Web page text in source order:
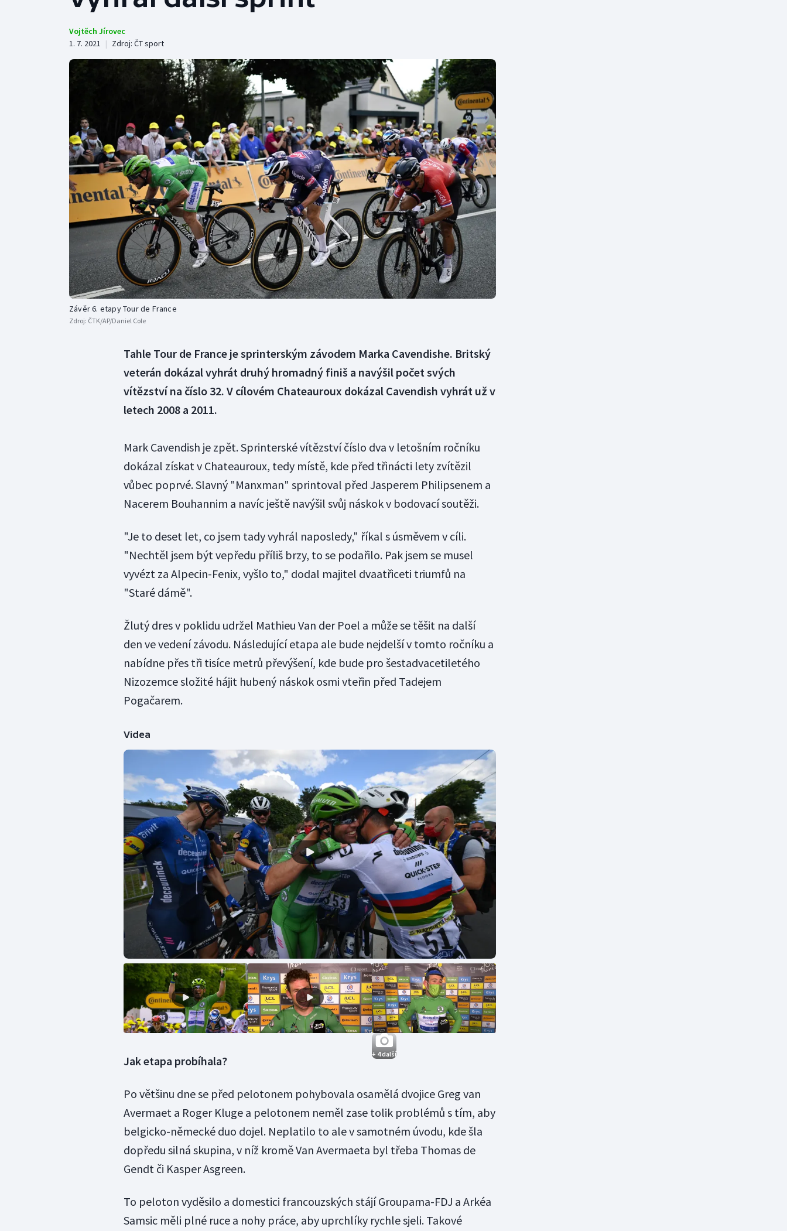
Curling
Florbal
Futsal
Gymnastika
Moderní pětiboj
Olympijské hry
Parasport
Plavání
Plážový volejbal
Vodní slalom
Volejbal
Vojtěch Jírovec
1. 7. 2021 | Zdroj: ČT sport
Závěr 6. etapy Tour de France
Zdroj: ČTK/AP/Daniel Cole
Tahle Tour de France je sprinterským závodem Marka Cavendishe. Britský
veterán dokázal vyhrát druhý hromadný finiš a navýšil počet svých
vítězství na číslo 32. V cílovém Chateauroux dokázal Cavendish vyhrát už v
letech 2008 a 2011.
Mark Cavendish je zpět. Sprinterské vítězství číslo dva v letošním ročníku
dokázal získat v Chateauroux, tedy místě, kde před třinácti lety zvítězil
vůbec poprvé. Slavný "Manxman" sprintoval před Jasperem Philipsenem a
Nacerem Bouhannim a navíc ještě navýšil svůj náskok v bodovací soutěži.
"Je to deset let, co jsem tady vyhrál naposledy," říkal s úsměvem v cíli.
"Nechtěl jsem být vepředu příliš brzy, to se podařilo. Pak jsem se musel
vyvézt za Alpecin-Fenix, vyšlo to," dodal majitel dvaatřiceti triumfů na
"Staré dámě".
Žlutý dres v poklidu udržel Mathieu Van der Poel a může se těšit na další
den ve vedení závodu. Následující etapa ale bude nejdelší v tomto ročníku a
nabídne přes tři tisíce metrů převýšení, kde bude pro šestadvacetiletého
Nizozemce složité hájit hubený náskok osmi vteřin před Tadejem
Pogačarem.
Videa
+ 4 další
Jak etapa probíhala?
Po většinu dne se před pelotonem pohybovala osamělá dvojice Greg van
Avermaet a Roger Kluge a pelotonem neměl zase tolik problémů s tím, aby
belgicko-německé duo dojel. Neplatilo to ale v samotném úvodu, kde šla
dopředu silná skupina, v níž kromě Van Avermaeta byl třeba Thomas de
Gendt či Kasper Asgreen.
To peloton vyděsilo a domestici francouzských stájí Groupama-FDJ a Arkéa
Samsic měli plné ruce a nohy práce, aby uprchlíky rychle sjeli. Takové